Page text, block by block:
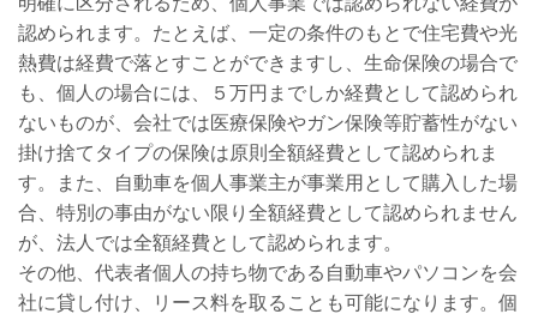
認められます。たとえば、一定の条件のもとで住宅費や光
熱費は経費で落とすことができますし、生命保険の場合で
も、個人の場合には、５万円までしか経費として認められ
ないものが、会社では医療保険やガン保険等貯蓄性がない
掛け捨てタイプの保険は原則全額経費として認められま
す。また、自動車を個人事業主が事業用として購入した場
合、特別の事由がない限り全額経費として認められません
が、法人では全額経費として認められます。
その他、代表者個人の持ち物である自動車やパソコンを会
社に貸し付け、リース料を取ることも可能になります。個